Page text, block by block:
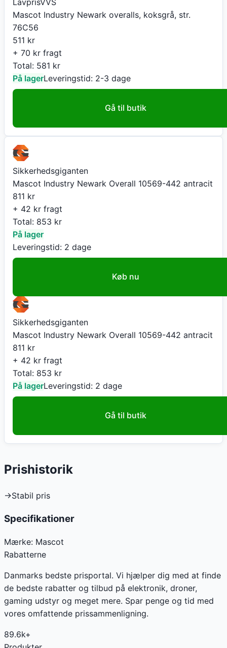
Mascot Industry Newark overalls, koksgrå, str.
76C56
511 kr
+ 70 kr fragt
Total: 581 kr
På lagerLeveringstid: 2-3 dage
Gå til butik
Sikkerhedsgiganten
Mascot Industry Newark Overall 10569-442 antracit
811 kr
+ 42 kr fragt
Total: 853 kr
På lager
Leveringstid: 2 dage
Køb nu
Sikkerhedsgiganten
Mascot Industry Newark Overall 10569-442 antracit
811 kr
+ 42 kr fragt
Total: 853 kr
På lagerLeveringstid: 2 dage
Gå til butik
Prishistorik
→Stabil pris
Specifikationer
Mærke: Mascot
Rabatterne
Danmarks bedste prisportal. Vi hjælper dig med at finde
de bedste rabatter og tilbud på elektronik, droner,
gaming udstyr og meget mere. Spar penge og tid med
vores omfattende prissammenligning.
89.6k+